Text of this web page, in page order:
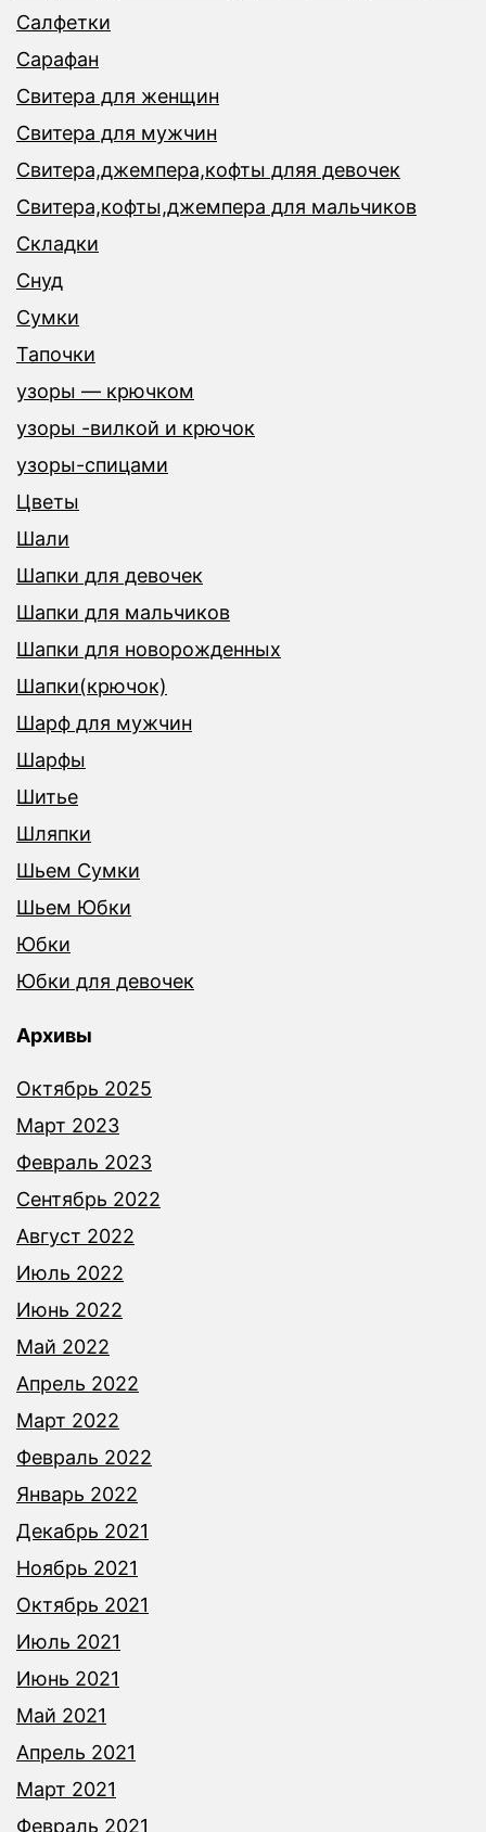
Салфетки
Сарафан
Свитера для женщин
Свитера для мужчин
Свитера,джемпера,кофты дляя девочек
Свитера,кофты,джемпера для мальчиков
Складки
Снуд
Сумки
Тапочки
узоры — крючком
узоры -вилкой и крючок
узоры-спицами
Цветы
Шали
Шапки для девочек
Шапки для мальчиков
Шапки для новорожденных
Шапки(крючок)
Шарф для мужчин
Шарфы
Шитье
Шляпки
Шьем Сумки
Шьем Юбки
Юбки
Юбки для девочек
Архивы
Октябрь 2025
Март 2023
Февраль 2023
Сентябрь 2022
Август 2022
Июль 2022
Июнь 2022
Май 2022
Апрель 2022
Март 2022
Февраль 2022
Январь 2022
Декабрь 2021
Ноябрь 2021
Октябрь 2021
Июль 2021
Июнь 2021
Май 2021
Апрель 2021
Март 2021
Февраль 2021